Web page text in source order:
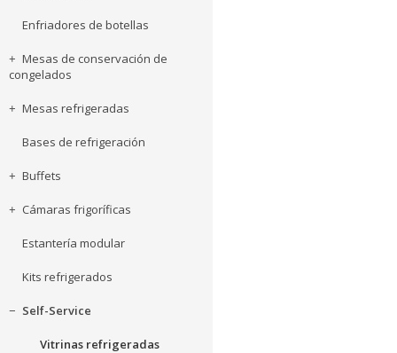
Enfriadores de botellas
Mesas de conservación de
congelados
Mesas refrigeradas
Bases de refrigeración
Buffets
Cámaras frigoríficas
Estantería modular
Kits refrigerados
Self-Service
Vitrinas refrigeradas